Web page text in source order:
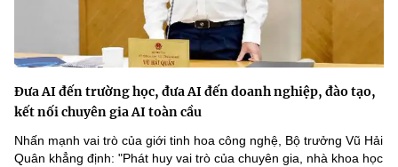
Đưa AI đến trường học, đưa AI đến doanh nghiệp, đào tạo,
kết nối chuyên gia AI toàn cầu
Nhấn mạnh vai trò của giới tinh hoa công nghệ, Bộ trưởng Vũ Hải
Quân khẳng định: "Phát huy vai trò của chuyên gia, nhà khoa học